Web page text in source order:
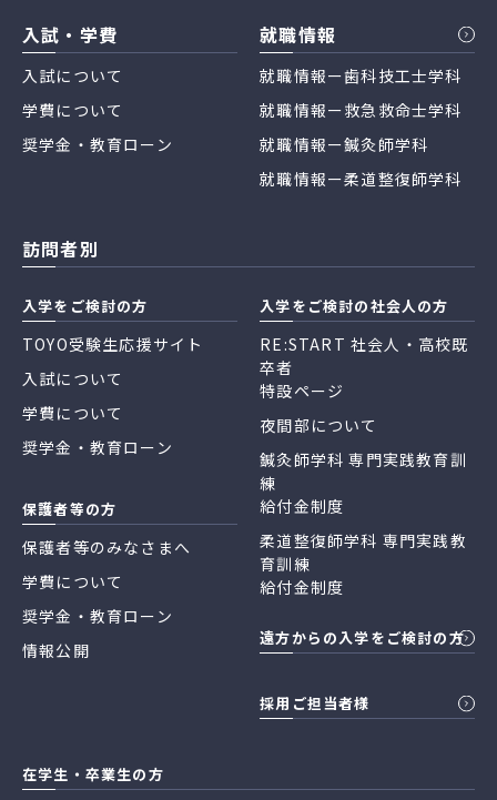
入試・学費
入試について
学費について
奨学金・教育ローン
就職情報
就職情報ー歯科技工士学科
就職情報ー救急救命士学科
就職情報ー鍼灸師学科
就職情報ー柔道整復師学科
訪問者別
入学をご検討の方
TOYO受験生応援サイト
入試について
学費について
奨学金・教育ローン
保護者等の方
保護者等のみなさまへ
学費について
奨学金・教育ローン
情報公開
入学をご検討の社会人の方
RE:START 社会人・高校既
卒者
特設ページ
夜間部について
鍼灸師学科 専門実践教育訓
練
給付金制度
柔道整復師学科 専門実践教
育訓練
給付金制度
遠方からの入学をご検討の方
採用ご担当者様
在学生・卒業生の方